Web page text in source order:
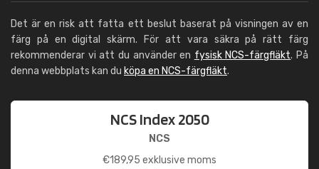
Det är en risk att fatta ett beslut baserat på visningen av en
färg på en digital skärm. För att vara säkra på rätt färg
rekommenderar vi att du använder en fysisk NCS-färgfläkt. På
denna webbplats kan du köpa en NCS-färgfläkt.
NCS Index 2050
NCS
€189,95 exklusive moms